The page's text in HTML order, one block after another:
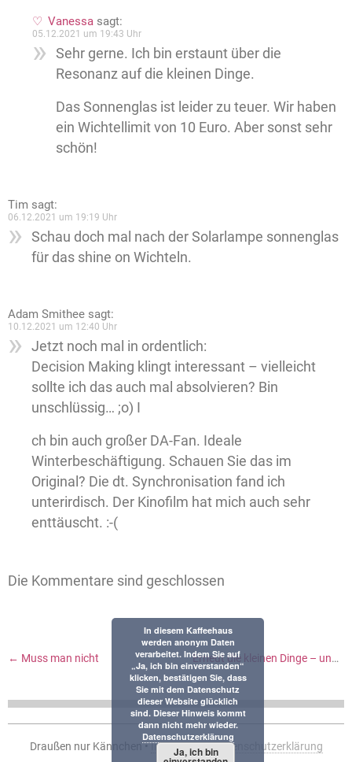
Vanessa sagt:
05.12.2021 um 19:43 Uhr
Sehr gerne. Ich bin erstaunt über die
Resonanz auf die kleinen Dinge.
Das Sonnenglas ist leider zu teuer. Wir haben
ein Wichtellimit von 10 Euro. Aber sonst sehr
schön!
Tim sagt:
06.12.2021 um 19:19 Uhr
Schau doch mal nach der Solarlampe sonnenglas
für das shine on Wichteln.
Adam Smithee sagt:
10.12.2021 um 12:40 Uhr
Jetzt noch mal in ordentlich:
Decision Making klingt interessant – vielleicht
sollte ich das auch mal absolvieren? Bin
unschlüssig… ;o) I
ch bin auch großer DA-Fan. Ideale
Winterbeschäftigung. Schauen Sie das im
Original? Die dt. Synchronisation fand ich
unterirdisch. Der Kinofilm hat mich auch sehr
enttäuscht. :-(
Die Kommentare sind geschlossen
← Muss man nicht Erneut die kleinen Dinge – und ein Blick ins Arbeitszimmer
Draußen nur Kännchen •Impressum•Datenschutzerklärung
In diesem Kaffeehaus
werden anonym Daten
verarbeitet. Indem Sie auf
„Ja, ich bin einverstanden“
klicken, bestätigen Sie, dass
Sie mit dem Datenschutz
dieser Website glücklich
sind. Dieser Hinweis kommt
dann nicht mehr wieder.
Datenschutzerklärung
Ja, ich bin